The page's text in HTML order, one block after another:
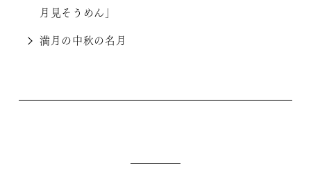
月見そうめん」
満月の中秋の名月